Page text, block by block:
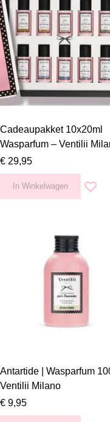
Cadeaupakket 10x20ml
Wasparfum – Ventilii
€ 29,95
In Winkelwagen
Voeg
Antartide | Wasparfum
Ventilii Milano
€ 9,95